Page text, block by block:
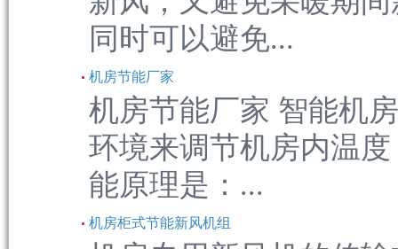
同时可以避免...
机房节能厂家
机房节能厂家 智能机
环境来调节机房内温
能原理是：...
机房柜式节能新风机组